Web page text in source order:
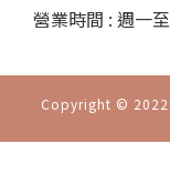
營業時間 : 週一
Copyright ©